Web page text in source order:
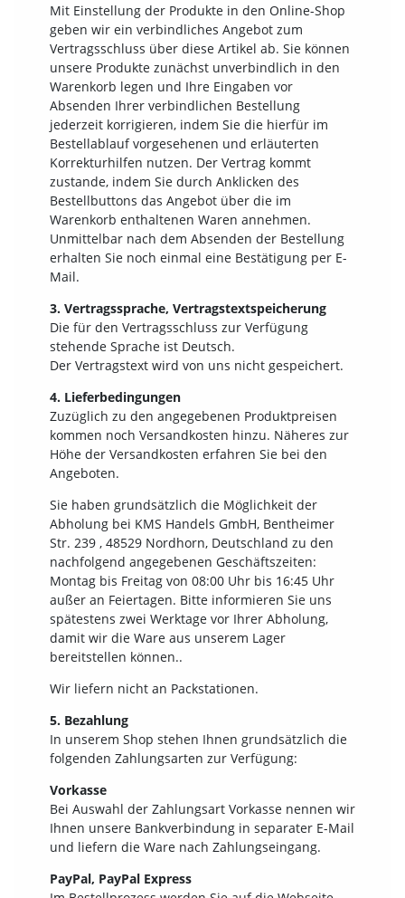
Mit Einstellung der Produkte in den Online-Shop
geben wir ein verbindliches Angebot zum
Vertragsschluss über diese Artikel ab. Sie können
unsere Produkte zunächst unverbindlich in den
Warenkorb legen und Ihre Eingaben vor
Absenden Ihrer verbindlichen Bestellung
jederzeit korrigieren, indem Sie die hierfür im
Bestellablauf vorgesehenen und erläuterten
Korrekturhilfen nutzen. Der Vertrag kommt
zustande, indem Sie durch Anklicken des
Bestellbuttons das Angebot über die im
Warenkorb enthaltenen Waren annehmen.
Unmittelbar nach dem Absenden der Bestellung
erhalten Sie noch einmal eine Bestätigung per E-
Mail.
3. Vertragssprache, Vertragstextspeicherung
Die für den Vertragsschluss zur Verfügung
stehende Sprache ist Deutsch.
Der Vertragstext wird von uns nicht gespeichert.
4. Lieferbedingungen
Zuzüglich zu den angegebenen Produktpreisen
kommen noch Versandkosten hinzu. Näheres zur
Höhe der Versandkosten erfahren Sie bei den
Angeboten.
Sie haben grundsätzlich die Möglichkeit der
Abholung bei KMS Handels GmbH, Bentheimer
Str. 239 , 48529 Nordhorn, Deutschland zu den
nachfolgend angegebenen Geschäftszeiten:
Montag bis Freitag von 08:00 Uhr bis 16:45 Uhr
außer an Feiertagen. Bitte informieren Sie uns
spätestens zwei Werktage vor Ihrer Abholung,
damit wir die Ware aus unserem Lager
bereitstellen können..
Wir liefern nicht an Packstationen.
5. Bezahlung
In unserem Shop stehen Ihnen grundsätzlich die
folgenden Zahlungsarten zur Verfügung:
Vorkasse
Bei Auswahl der Zahlungsart Vorkasse nennen wir
Ihnen unsere Bankverbindung in separater E-Mail
und liefern die Ware nach Zahlungseingang.
PayPal, PayPal Express